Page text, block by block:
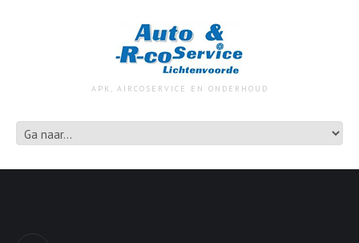
APK, AIRCOSERVICE EN ONDERHOUD